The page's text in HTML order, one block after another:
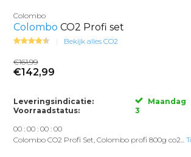
Colombo
Colombo CO2 Profi set
Bekijk alles CO2
€161,99
€142,99
Leveringsindicatie:
Maandag
Voorraadstatus:
3
00 :00 :00 :00
Colombo CO2 Profi Set, Colombo profi 800g co2...